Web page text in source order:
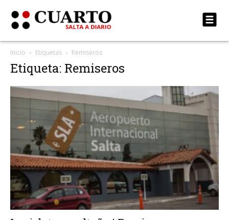
Inicio Etiquetas Remiseros
Etiqueta: Remiseros